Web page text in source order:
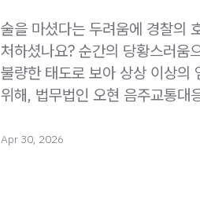
술을 마셨다는 두려움에 경찰의
처하셨나요? 순간의 당황스러움
불량한 태도로 보아 상상 이상의
위해, 법무법인 오현 음주교통대
Apr 30, 2026